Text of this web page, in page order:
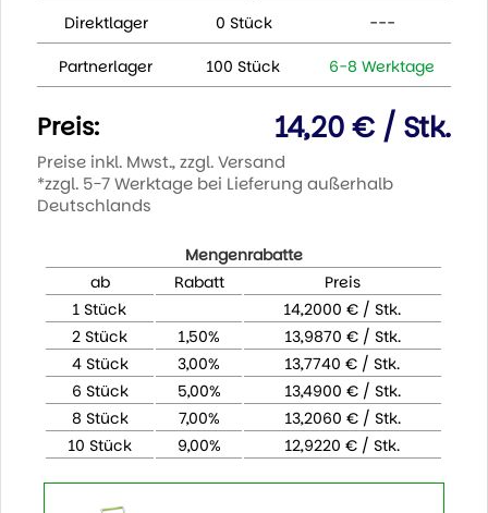
Direktlager 0 Stück ---
Partnerlager 100 Stück 6-8 Werktage
Preis: 14,20 € / Stk.
Preise inkl. Mwst., zzgl. Versand
*zzgl. 5-7 Werktage bei Lieferung außerhalb
Deutschlands
Mengenrabatte
ab
Rabatt
Preis
1 Stück
14,2000 € / Stk.
2 Stück
1,50%
13,9870 € / Stk.
4 Stück
3,00%
13,7740 € / Stk.
6 Stück
5,00%
13,4900 € / Stk.
8 Stück
7,00%
13,2060 € / Stk.
10 Stück
9,00% 12,9220 € / Stk.